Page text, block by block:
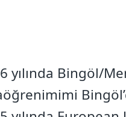
yılında Bingöl/